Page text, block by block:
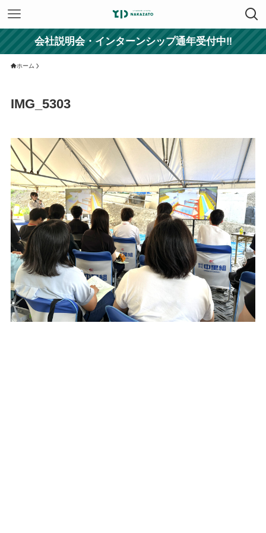
会社説明会・インターンシップ通年受付中‼
ホーム
IMG_5303